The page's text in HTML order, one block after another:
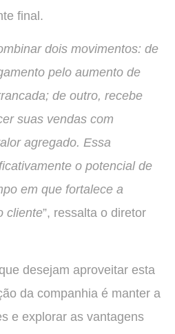
final.
dois movimentos: de
pelo aumento de
de outro, recebe
suas vendas com
agregado. Essa
o potencial de
em que fortalece a
cliente”, ressalta o diretor
desejam aproveitar esta
da companhia é manter a
e explorar as vantagens